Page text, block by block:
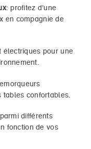
: profitez d’une
en compagnie de
électriques pour une
tables confortables.
différents
fonction de vos